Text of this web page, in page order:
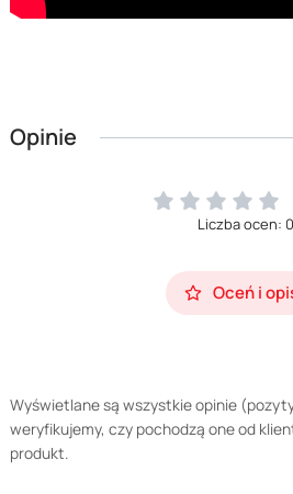
Opinie
Liczba ocen: 0
Oceń i
Wyświetlane są wszystkie opinie
weryfikujemy, czy pochodzą one od
produkt.